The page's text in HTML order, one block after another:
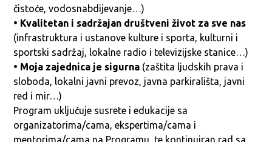
čistoće, vodosnabdijevanje…)
• Kvalitetan i sadržajan društveni život za sve nas
(infrastruktura i ustanove kulture i sporta, kulturni i
sportski sadržaj, lokalne radio i televizijske stanice…)
• Moja zajednica je sigurna (zaštita ljudskih prava i
sloboda, lokalni javni prevoz, javna parkirališta, javni
red i mir…)
Program uključuje susrete i edukacije sa
organizatorima/cama, ekspertima/cama i
mentorima/cama na Programu, te kontinuiran rad sa